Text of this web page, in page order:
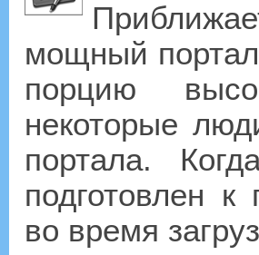
мощный
порцию
некоторые
портала.
подготовлен
во время